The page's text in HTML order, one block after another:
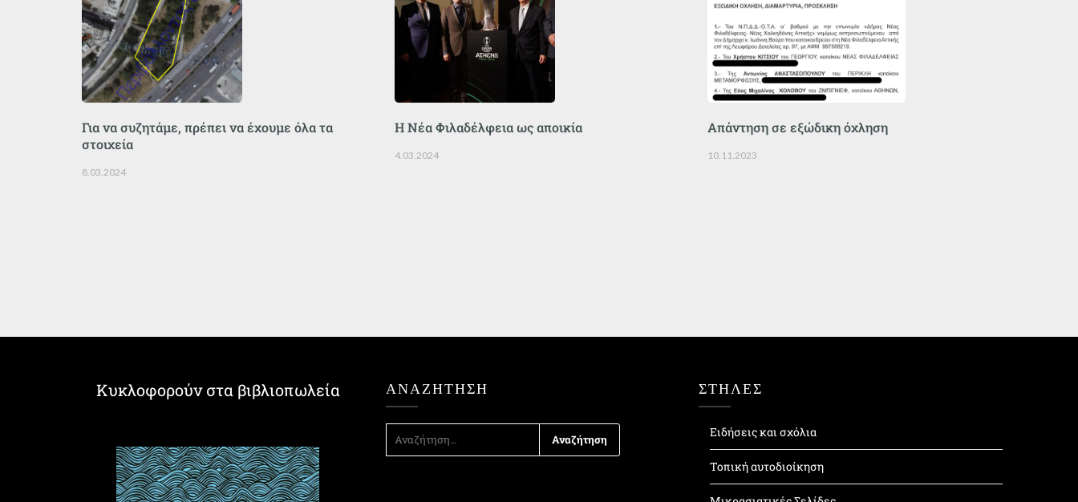
Για να συζητάμε, πρέπει να έχουμε όλα τα
στοιχεία
8.03.2024
Η Νέα Φιλαδέλφεια ως αποικία
4.03.2024
Απάντηση σε εξώδικη όχληση
10.11.2023
Κυκλοφορούν στα βιβλιοπωλεία ΑΝΑΖΉΤΗΣΗ
ΓΙΑ:
ΣΤΗΛΕΣ
Ειδήσεις και σχόλια
Τοπική αυτοδιοίκηση